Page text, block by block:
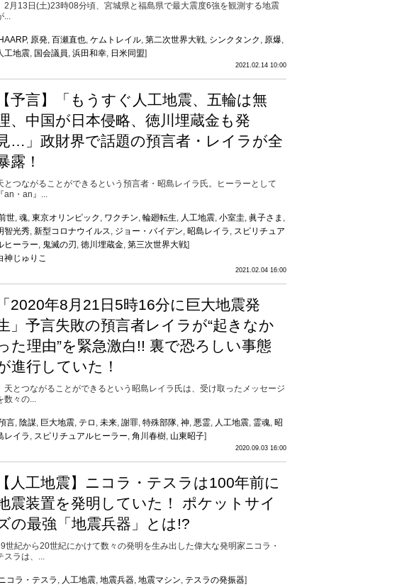
13日(土)23時08分頃、宮城県と福島県で最大震度6強を観測する地震
...
, 原発, 百瀬直也, ケムトレイル, 第二次世界大戦, シンクタンク , 原爆,
工地震, 国会議員, 浜田和幸, 日米同盟]
2021.02.14 10:00
予言】「もうすぐ人工地震、五輪は無
、中国が日本侵略、徳川埋蔵金も発
…」政財界で話題の預言者・レイラが全
露！
とつながることができるという預言者・昭島レイラ氏。ヒーラーとして
an・an』...
世, 魂, 東京オリンピック , ワクチン, 輪廻転生, 人工地震, 小室圭, 眞子さま ,
智光秀, 新型コロナウイルス, ジョー・バイデン, 昭島レイラ , スピリチュア
ヒーラー, 鬼滅の刃 , 徳川埋蔵金, 第三次世界大戦]
2021.02.04 16:00
神じゅりこ
2020年8月21日5時16分に巨大地震発
」予言失敗の預言者レイラが“起きなか
た理由”を緊急激白!! 裏で恐ろしい事態
進行していた！
とつながることができるという昭島レイラ氏は、受け取ったメッセージ
数々の...
言, 陰謀, 巨大地震, テロ , 未来, 謝罪, 特殊部隊, 神, 悪霊, 人工地震, 霊魂, 昭
レイラ , スピリチュアルヒーラー, 角川春樹, 山東昭子]
2020.09.03 16:00
人工地震】ニコラ・テスラは100年前に
震装置を発明していた！ ポケットサイ
の最強「地震兵器」とは!?
世紀から20世紀にかけて数々の発明を生み出した偉大な発明家ニコラ・
スラは、...
コラ・テスラ , 人工地震, 地震兵器, 地震マシン, テスラの発振器]